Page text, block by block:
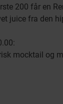
200 får en
juice fra den
mocktail og